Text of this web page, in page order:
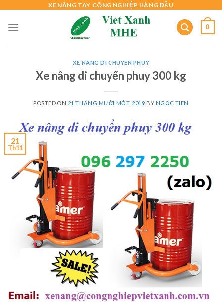
content
XE NÂNG TAY CÔNG NGHIỆP HÀNG ĐẦU
0
XE NÂNG DI CHUYEN PHUY
Xe nâng di chuyển phuy 300 kg
POSTED ON 21 THÁNG MƯỜI MỘT, 2019 BY NGOC TIEN
21
Th11